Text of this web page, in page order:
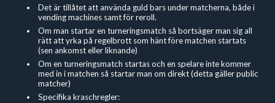
Det är tillåtet att använda guld bars under matcherna, både i
vending machines samt för reroll.
Om man startar en turneringsmatch så bortsäger man sig all
rätt att yrka på regelbrott som hänt före matchen startats
(sen ankomst eller liknande)
Om en turneringsmatch startas och en spelare inte kommer
med in i matchen så startar man om direkt (detta gäller public
matcher)
Specifika kraschregler: